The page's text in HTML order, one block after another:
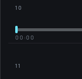
10
00:00
11